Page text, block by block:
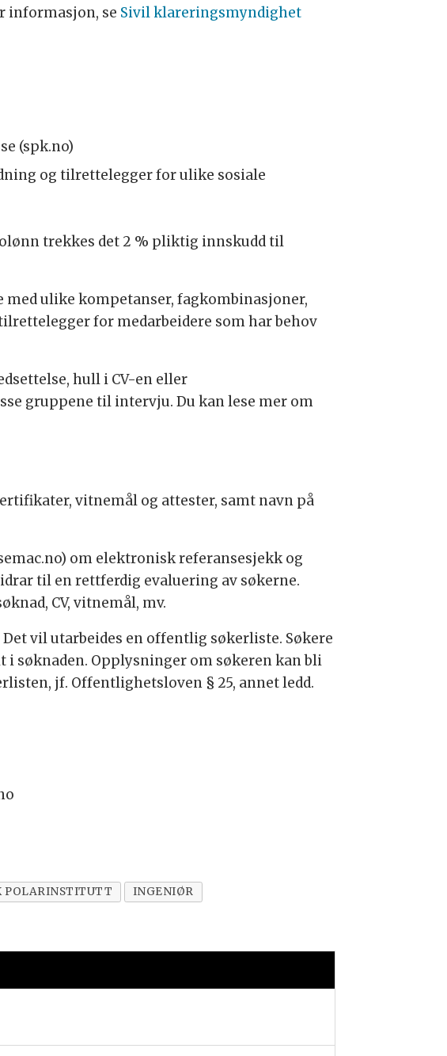
informasjon, se Sivil klareringsmyndighet
(spk.no)
og tilrettelegger for ulike sosiale
trekkes det 2 % pliktig innskudd til
ulike kompetanser, fagkombinasjoner,
for medarbeidere som har behov
hull i CV-en eller
gruppene til intervju. Du kan lese mer om
vitnemål og attester, samt navn på
om elektronisk referansesjekk og
til en rettferdig evaluering av søkerne.
CV, vitnemål, mv.
vil utarbeides en offentlig søkerliste. Søkere
søknaden. Opplysninger om søkeren kan bli
jf. Offentlighetsloven § 25, annet ledd.
POLARINSTITUTT INGENIØR